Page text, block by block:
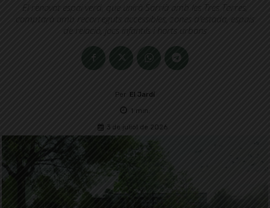
El renovat espai verd, que unirà Sarrià amb les Tres Torres,
comptarà amb recorreguts accessibles, zones d’estada, espais
de relació, jocs infantils i horts urbans
Per El Jardí
1 min.
3 de juliol de 2026